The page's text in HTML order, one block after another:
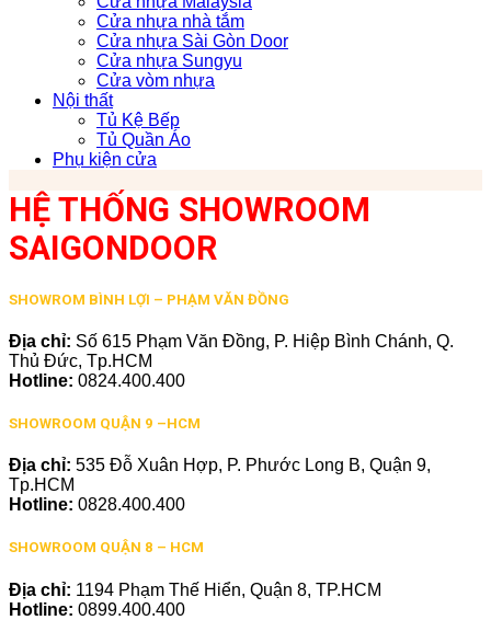
Cửa nhựa nhà tắm
Cửa nhựa Sài Gòn Door
Cửa nhựa Sungyu
Cửa vòm nhựa
Nội thất
Tủ Kệ Bếp
Tủ Quần Áo
Phụ kiện cửa
HỆ THỐNG SHOWROOM
SAIGONDOOR
SHOWROM BÌNH LỢI – PHẠM VĂN ĐỒNG
Địa chỉ: Số 615 Phạm Văn Đồng, P. Hiệp Bình Chánh, Q.
Thủ Đức, Tp.HCM
Hotline: 0824.400.400
SHOWROOM QUẬN 9 –HCM
Địa chỉ: 535 Đỗ Xuân Hợp, P. Phước Long B, Quận 9,
Tp.HCM
Hotline: 0828.400.400
SHOWROOM QUẬN 8 – HCM
Địa chỉ: 1194 Phạm Thế Hiển, Quận 8, TP.HCM
Hotline: 0899.400.400